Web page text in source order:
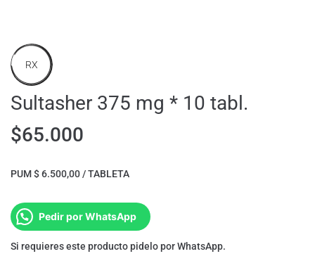
RX
Sultasher 375 mg * 10 tabl.
$65.000
PUM $ 6.500,00 / TABLETA
Pedir por WhatsApp
Si requieres este producto pidelo por WhatsApp.